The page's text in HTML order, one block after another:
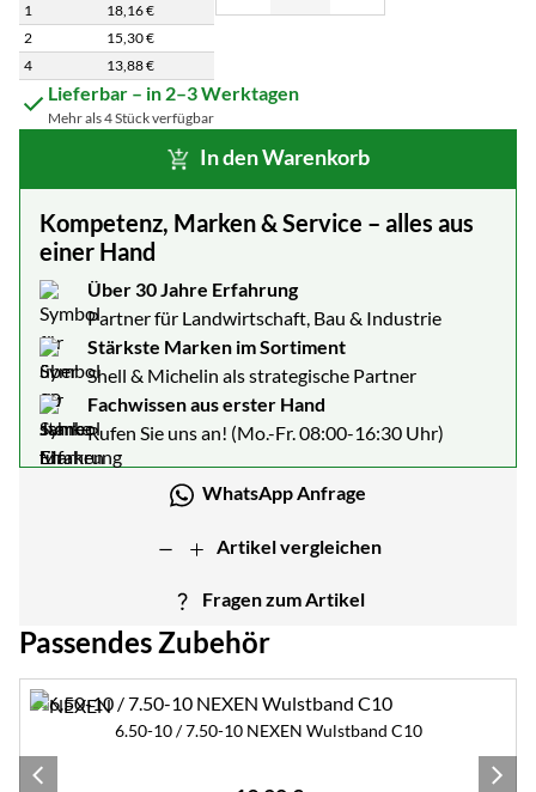
Staffelpreisliste: Preise pro Stück abhängig von der Abnahmemenge
1
18,16€
2
15,30€
4
13,88€
Lieferbar – in 2–3 Werktagen
Mehr als 4 Stück verfügbar
In den Warenkorb
Kompetenz, Marken & Service – alles aus
einer Hand
Über 30 Jahre Erfahrung
Partner für Landwirtschaft, Bau & Industrie
Stärkste Marken im Sortiment
Shell & Michelin als strategische Partner
Fachwissen aus erster Hand
Rufen Sie uns an! (Mo.-Fr. 08:00-16:30 Uhr)
WhatsApp Anfrage
Artikel vergleichen
Fragen zum Artikel
Passendes Zubehör
Zubehör überspringen
6.50-10 / 7.50-10 NEXEN Wulstband C10